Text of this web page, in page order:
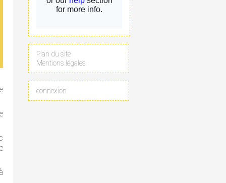
Plan du site
Mentions légales
connexion